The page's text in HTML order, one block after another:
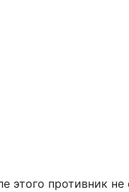
этого противник